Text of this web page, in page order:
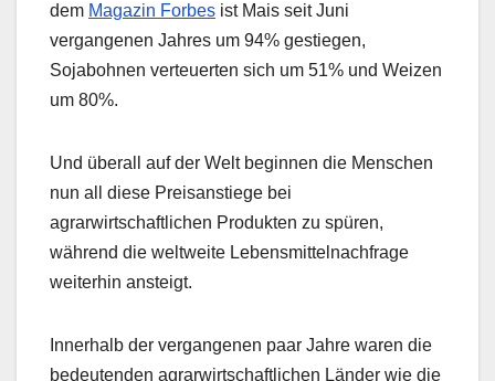
dem Magazin Forbes ist Mais seit Juni
vergangenen Jahres um 94% gestiegen,
Sojabohnen verteuerten sich um 51% und Weizen
um 80%.
Und überall auf der Welt beginnen die Menschen
nun all diese Preisanstiege bei
agrarwirtschaftlichen Produkten zu spüren,
während die weltweite Lebensmittelnachfrage
weiterhin ansteigt.
Innerhalb der vergangenen paar Jahre waren die
bedeutenden agrarwirtschaftlichen Länder wie die